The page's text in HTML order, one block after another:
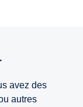
avez des
autres